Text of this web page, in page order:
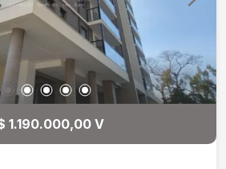
1.190.000,00 V